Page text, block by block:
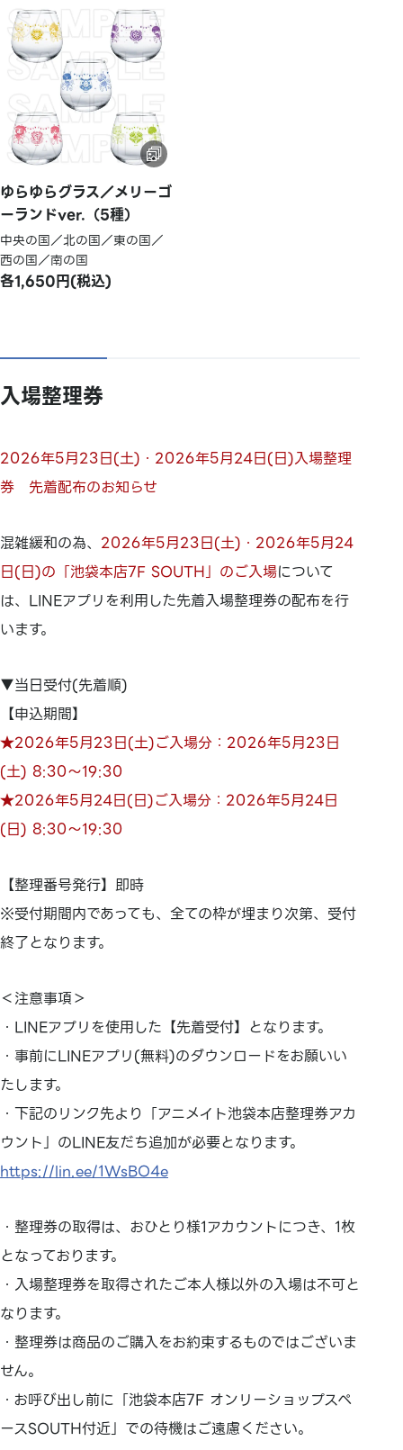
ゆらゆらグラス／メリーゴ
ーランドver.（5種）
中央の国／北の国／東の国／
西の国／南の国
各1,650円(税込)
入場整理券
2026年5月23日(土)・2026年5月24日(日)入場整理
券 先着配布のお知らせ
混雑緩和の為、 2026年5月23日(土)・2026年5月24
日(日)の「池袋本店7F SOUTH」のご入場について
は、LINEアプリを利用した先着入場整理券の配布を行
います。
▼当日受付(先着順)
【申込期間】
★2026年5月23日(土)ご入場分：2026年5月23日
(土) 8:30～19:30
★2026年5月24日(日)ご入場分：2026年5月24日
(日) 8:30～19:30
【整理番号発行】即時
※受付期間内であっても、全ての枠が埋まり次第、受付
終了となります。
＜注意事項＞
・LINEアプリを使用した【先着受付】となります。
・事前にLINEアプリ(無料)のダウンロードをお願いい
たします。
・下記のリンク先より「アニメイト池袋本店整理券アカ
ウント」のLINE友だち追加が必要となります。
https://lin.ee/1WsBO4e
・整理券の取得は、おひとり様1アカウントにつき、1枚
となっております。
・入場整理券を取得されたご本人様以外の入場は不可と
なります。
・整理券は商品のご購入をお約束するものではございま
せん。
・お呼び出し前に「池袋本店7F オンリーショップスペ
ースSOUTH付近」での待機はご遠慮ください。